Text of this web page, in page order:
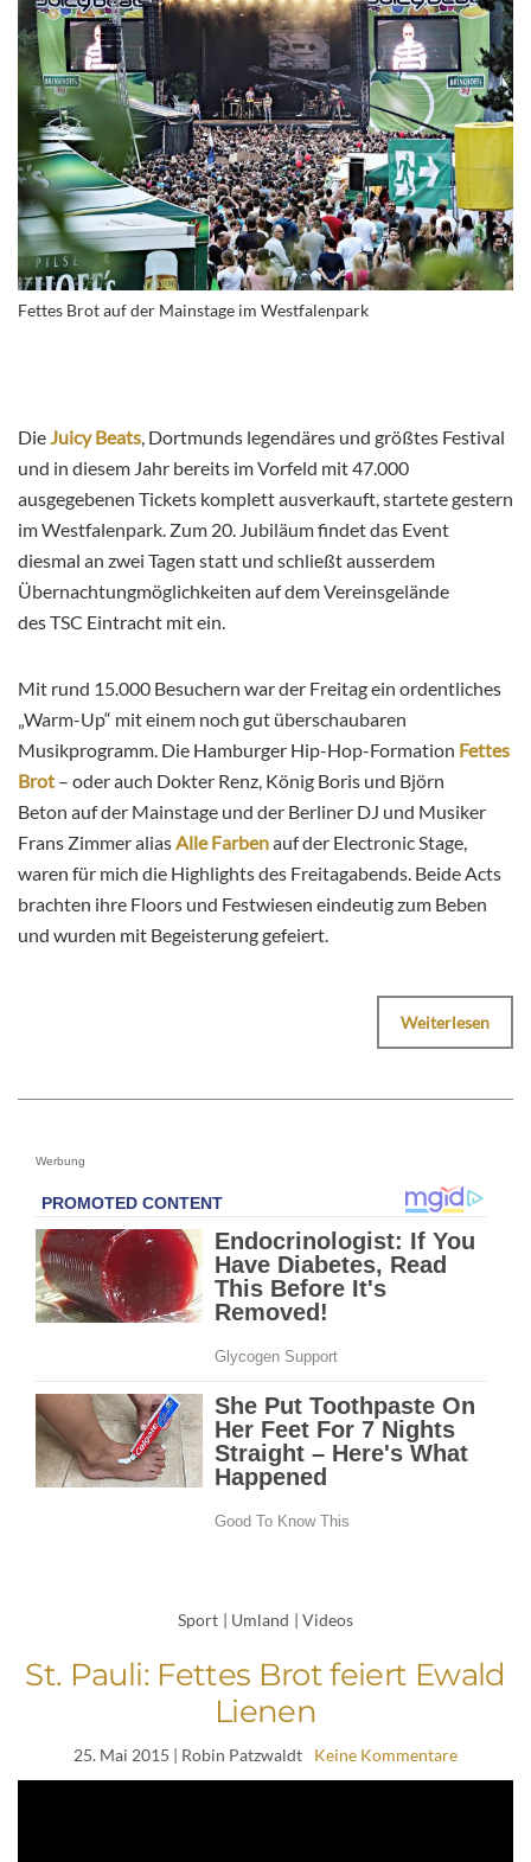
Fettes Brot auf der Mainstage im Westfalenpark
Die Juicy Beats , Dortmunds legendäres und größtes Festival
und in diesem Jahr bereits im Vorfeld mit 47.000
ausgegebenen Tickets komplett ausverkauft, startete gestern
im Westfalenpark. Zum 20. Jubiläum findet das Event
diesmal an zwei Tagen statt und schließt ausserdem
Übernachtungmöglichkeiten auf dem Vereinsgelände
des TSC Eintracht mit ein.
Mit rund 15.000 Besuchern war der Freitag ein ordentliches
„Warm-Up“ mit einem noch gut überschaubaren
Musikprogramm. Die Hamburger Hip-Hop-Formation Fettes
Brot – oder auch Dokter Renz, König Boris und Björn
Beton auf der Mainstage und der Berliner DJ und Musiker
Frans Zimmer alias Alle Farbenauf der Electronic Stage,
waren für mich die Highlights des Freitagabends. Beide Acts
brachten ihre Floors und Festwiesen eindeutig zum Beben
und wurden mit Begeisterung gefeiert.
Weiterlesen
Werbung
Sport | Umland | Videos
St. Pauli: Fettes Brot feiert Ewald
Lienen
25. Mai 2015 | Robin Patzwaldt Keine Kommentare